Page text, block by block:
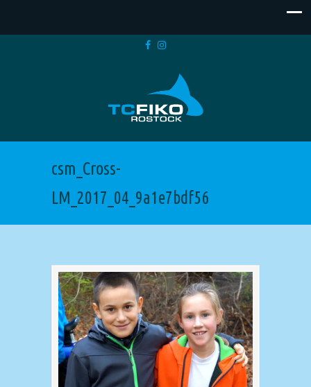
csm_Cross-
LM_2017_04_9a1e7bdf56